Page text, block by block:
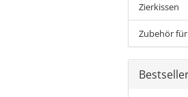
Zierkissen
Zubehör